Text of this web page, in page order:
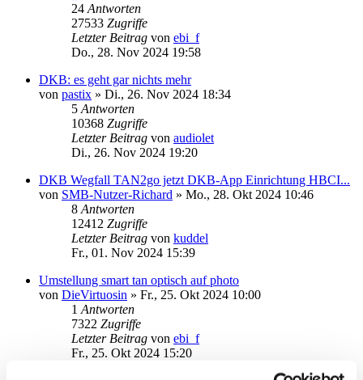
24 Antworten
27533 Zugriffe
Letzter Beitrag von ebi_f
Do., 28. Nov 2024 19:58
DKB: es geht gar nichts mehr
von pastix » Di., 26. Nov 2024 18:34
5 Antworten
10368 Zugriffe
Letzter Beitrag von audiolet
Di., 26. Nov 2024 19:20
DKB Wegfall TAN2go jetzt DKB-App Einrichtung HBCI...
von SMB-Nutzer-Richard » Mo., 28. Okt 2024 10:46
8 Antworten
12412 Zugriffe
Letzter Beitrag von kuddel
Fr., 01. Nov 2024 15:39
Umstellung smart tan optisch auf photo
von DieVirtuosin » Fr., 25. Okt 2024 10:00
1 Antworten
7322 Zugriffe
Letzter Beitrag von ebi_f
Fr., 25. Okt 2024 15:20